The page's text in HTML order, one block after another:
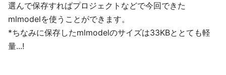
選んで保存すればプロジェクトなどで今回できた
mlmodelを使うことができます。
*ちなみに保存したmlmodelのサイズは33KBととても軽
量...!